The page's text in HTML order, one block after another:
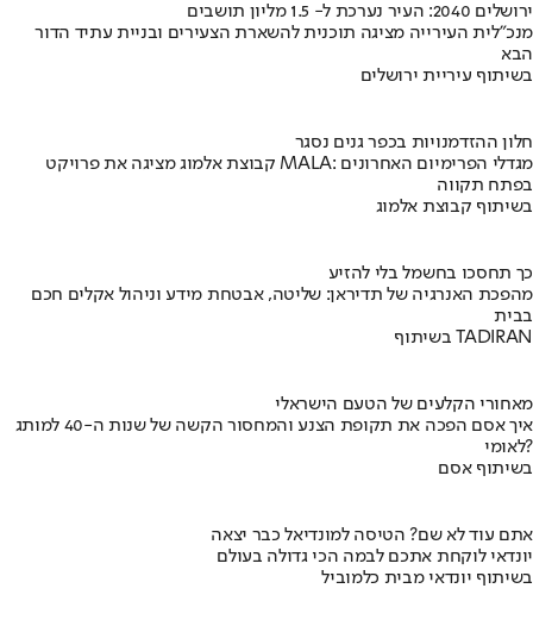
ירושלים 2040: העיר נערכת ל- 1.5 מליון תושבים
מנכ"לית העירייה מציגה תוכנית להשארת הצעירים ובניית עתיד הדור
הבא
בשיתוף עיריית ירושלים
חלון ההזדמנויות בכפר גנים נסגר
קבוצת אלמוג מציגה את פרויקט MALA: מגדלי הפרימיום האחרונים
בפתח תקווה
בשיתוף קבוצת אלמוג
כך תחסכו בחשמל בלי להזיע
מהפכת האנרגיה של תדיראן: שליטה, אבטחת מידע וניהול אקלים חכם
בבית
בשיתוף TADIRAN
מאחורי הקלעים של הטעם הישראלי
איך אסם הפכה את תקופת הצנע והמחסור הקשה של שנות ה-40 למותג
לאומי?
בשיתוף אסם
אתם עוד לא שם? הטיסה למונדיאל כבר יצאה
יונדאי לוקחת אתכם לבמה הכי גדולה בעולם
בשיתוף יונדאי מבית כלמוביל